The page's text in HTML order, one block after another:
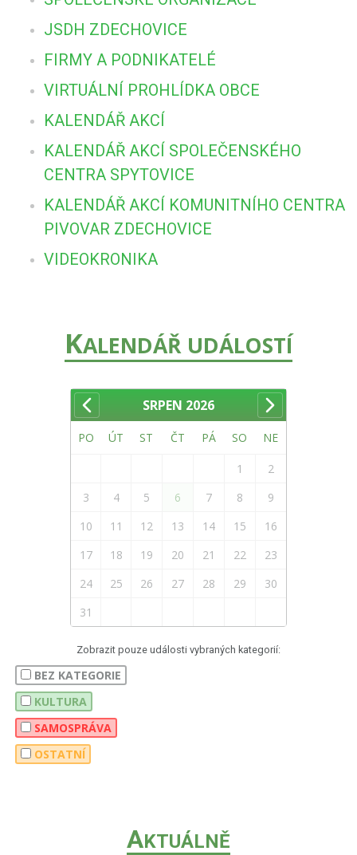
JSDH ZDECHOVICE
FIRMY A PODNIKATELÉ
VIRTUÁLNÍ PROHLÍDKA OBCE
KALENDÁŘ AKCÍ
KALENDÁŘ AKCÍ SPOLEČENSKÉHO
CENTRA SPYTOVICE
KALENDÁŘ AKCÍ KOMUNITNÍHO CENTRA
PIVOVAR ZDECHOVICE
VIDEOKRONIKA
KALENDÁŘ UDÁLOSTÍ
SRPEN 2026
PO ÚT ST ČT PÁ SO NE
1
2
3
4 5 6 7 8
9
10
11 12 13 14 15
16
17
18 19 20 21 22
23
24
25 26 27 28 29
30
31
Zobrazit pouze události vybraných kategorií:
BEZ KATEGORIE
KULTURA
SAMOSPRÁVA
OSTATNÍ
AKTUÁLNĚ